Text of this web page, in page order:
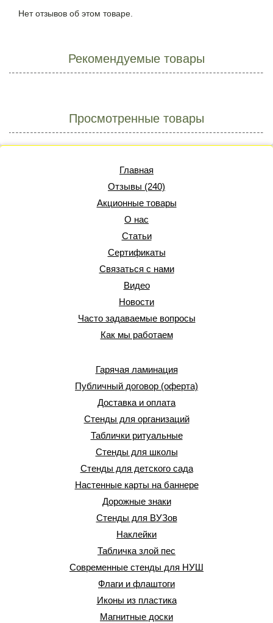
Нет отзывов об этом товаре.
Рекомендуемые товары
Просмотренные товары
Главная
Отзывы (240)
Акционные товары
О нас
Статьи
Сертификаты
Связаться с нами
Видео
Новости
Часто задаваемые вопросы
Как мы работаем
Гарячая ламинация
Публичный договор (оферта)
Доставка и оплата
Стенды для организаций
Таблички ритуальные
Стенды для школы
Стенды для детского сада
Настенные карты на баннере
Дорожные знаки
Стенды для ВУЗов
Наклейки
Табличка злой пес
Современные стенды для НУШ
Флаги и флаштоги
Иконы из пластика
Магнитные доски